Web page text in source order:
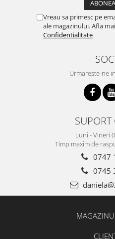
Vreau sa primesc pe
ale magazinului. Afla
Confidentialitate
Urmareste-ne
SUPORT
Luni - Vineri
Timp maxim de
0747
0745